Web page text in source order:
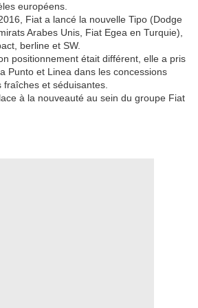
européens.
Fiat a lancé la nouvelle Tipo (Dodge
Arabes Unis, Fiat Egea en Turquie),
berline et SW.
positionnement était différent, elle a pris
Punto et Linea dans les concessions
et séduisantes.
à la nouveauté au sein du groupe Fiat